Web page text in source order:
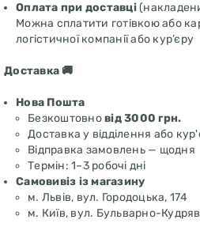
Оплата при доставці
Можна сплатити готівкою або
логістичної компанії або кур’єру
Доставка 🚚
Нова Пошта
Безкоштовновід 3000 грн.
Доставка у відділення або
Відправка замовлень — щодня
Термін: 1–3 робочі дні
Самовивіз із магазину
м. Львів, вул. Городоцька, 174
м. Київ, вул. Бульварно-